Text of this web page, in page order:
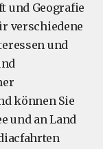
und Geografie
verschiedene
und
können Sie
und an Land